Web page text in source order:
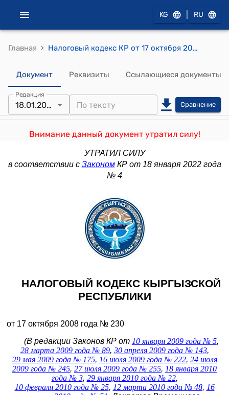
KG RU
Главная › Налоговый кодекс КР от 17 октября 2008 года № 230
Документ Реквизиты Ссылающиеся документы
Редакция
18.01.2022 Сравнение
Внимание данный документ утратил силу!